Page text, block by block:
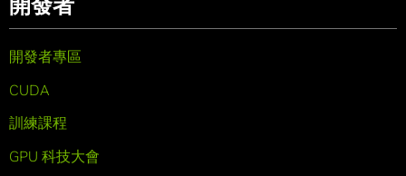
開發者專區
CUDA
訓練課程
GPU 科技大會